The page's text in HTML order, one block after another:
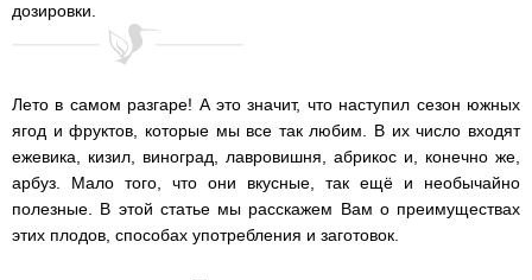
дозировки.
Лето в самом разгаре! А это значит, что наступил сезон южных
ягод и фруктов, которые мы все так любим. В их число входят
ежевика, кизил, виноград, лавровишня, абрикос и, конечно же,
арбуз. Мало того, что они вкусные, так ещё и необычайно
полезные. В этой статье мы расскажем Вам о преимуществах
этих плодов, способах употребления и заготовок.